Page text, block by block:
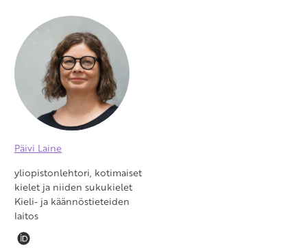
Päivi Laine
yliopistonlehtori, kotimaiset
kielet ja niiden sukukielet
Kieli- ja käännöstieteiden
laitos